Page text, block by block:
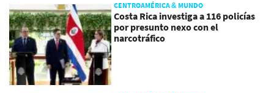
CENTROAMÉRICA & MUNDO
Costa Rica investiga a 116 policías
por presunto nexo con el
narcotráfico